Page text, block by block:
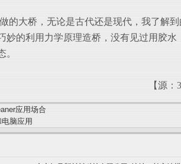
的大桥，无论是古代还是现代，我了解
妙的利用力学原理造桥，没有见过用胶水
。
【源
应用场合
脑应用